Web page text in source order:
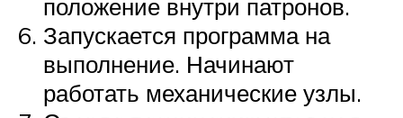
положение внутри патронов.
Запускается программа на
выполнение. Начинают
работать механические узлы.